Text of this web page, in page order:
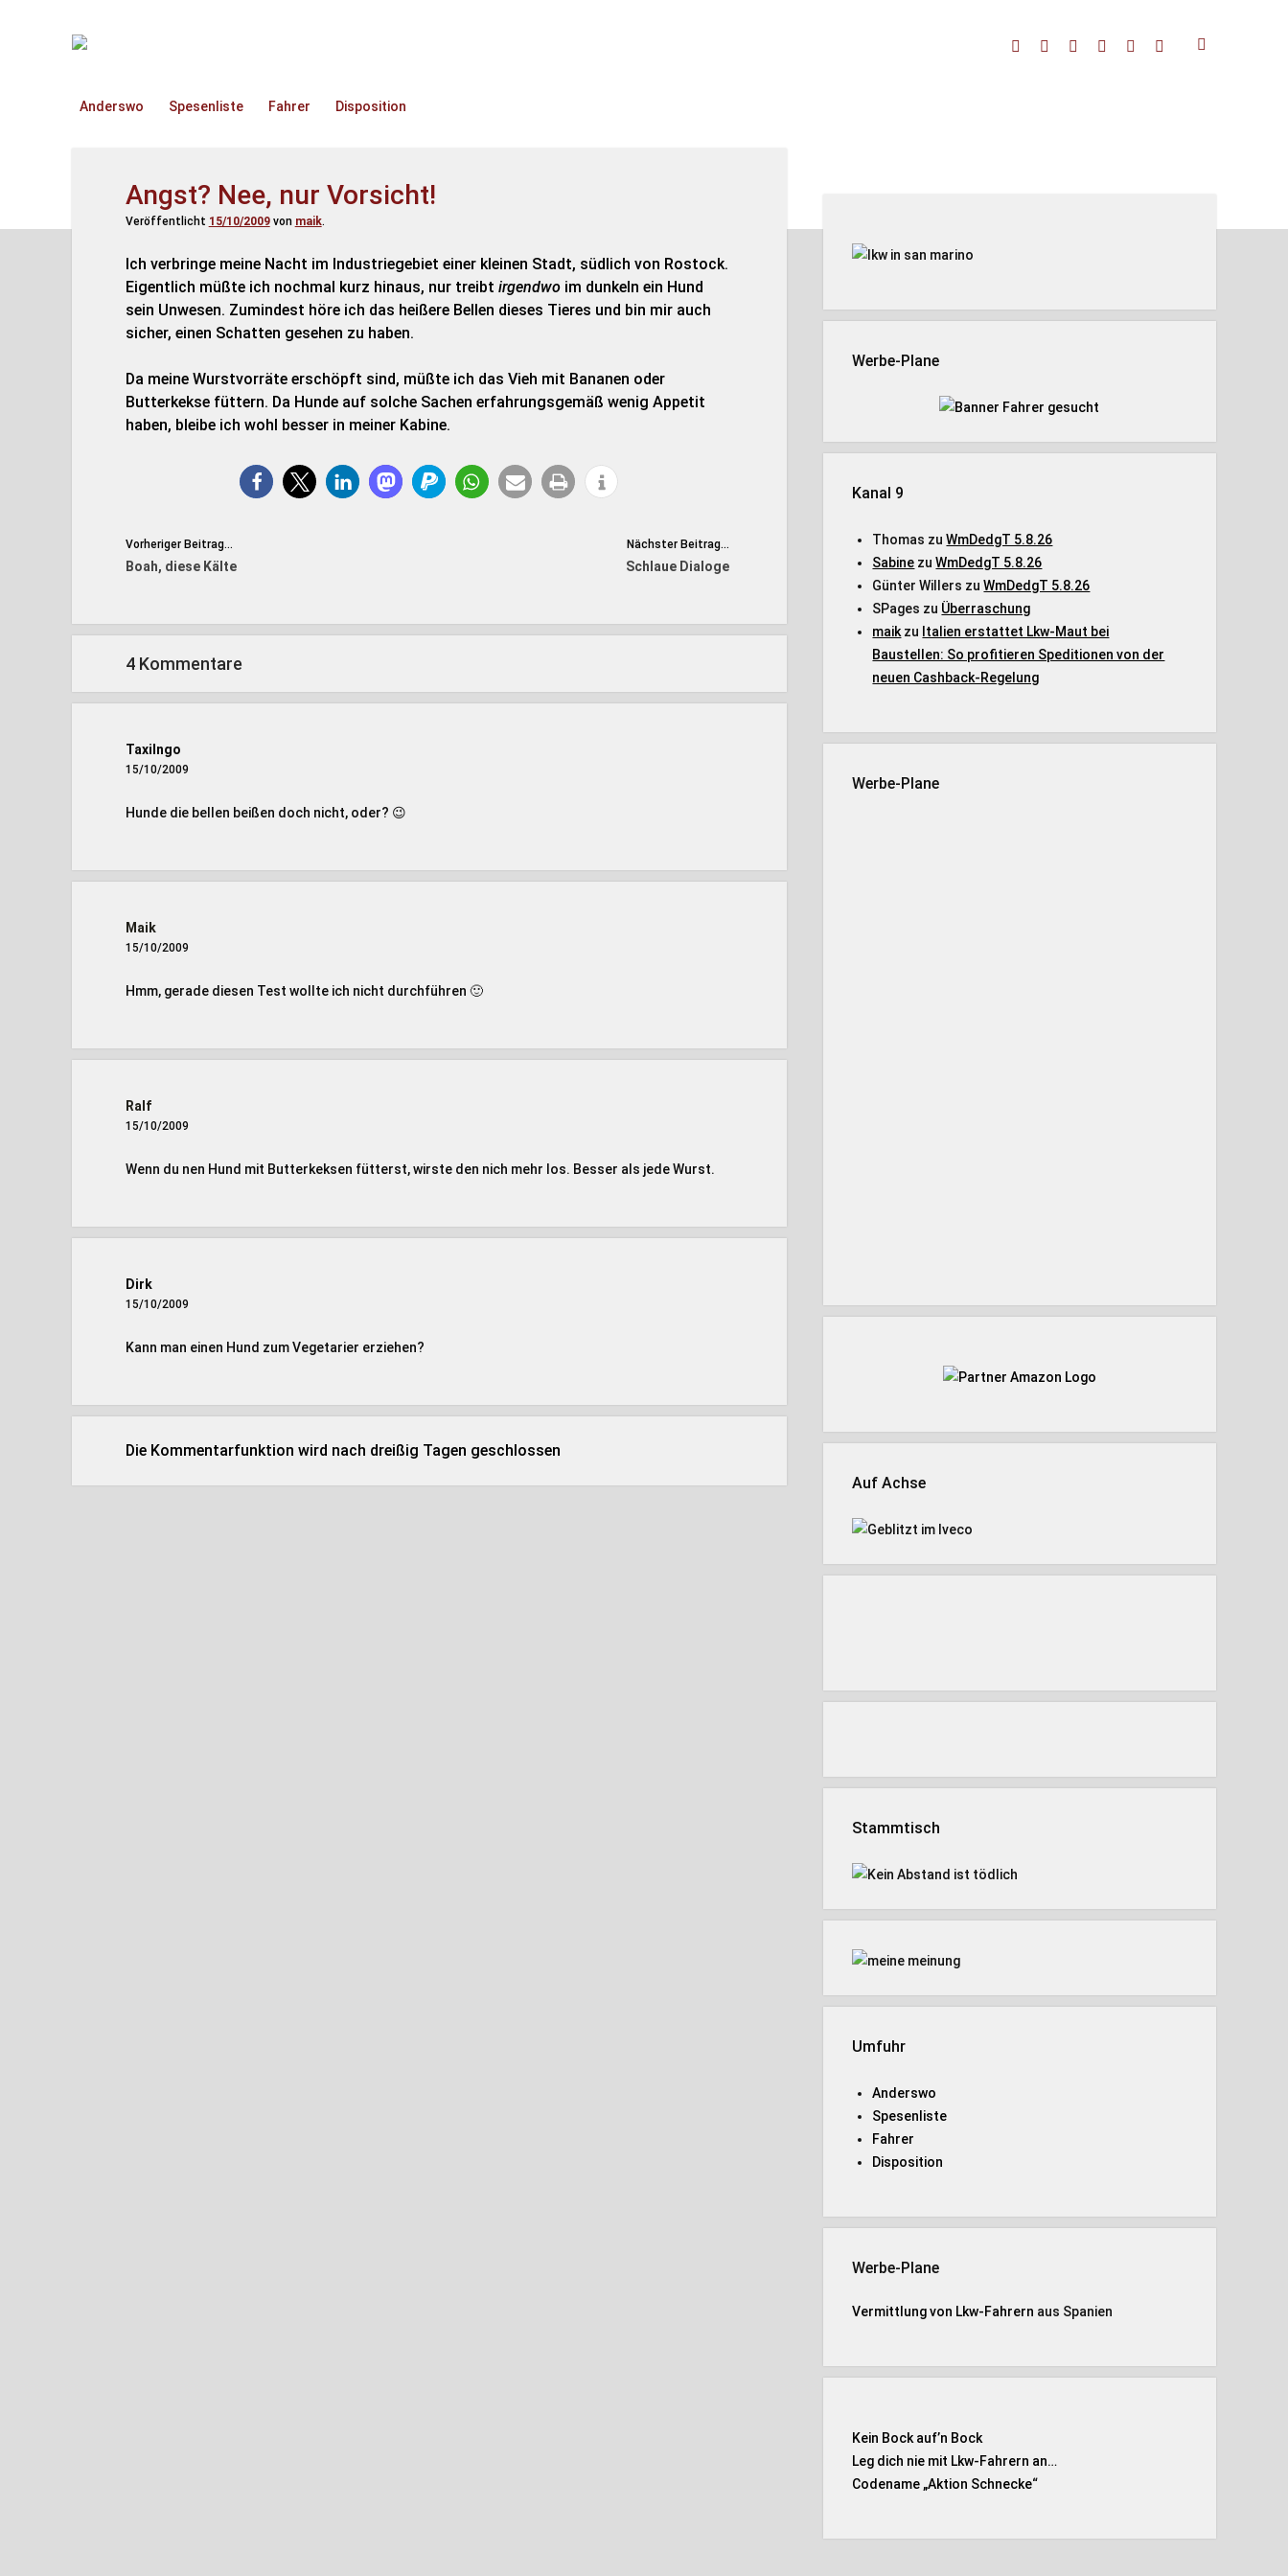
TruckOnline.de facebookthreadslinkedinyoutube
rss amazon
Anderswo Spesenliste Fahrer Disposition
Angst? Nee, nur Vorsicht!
Veröffentlicht 15/10/2009von maik.
Ich verbringe meine Nacht im Industriegebiet einer kleinen Stadt, südlich von Rostock.
Eigentlich müßte ich nochmal kurz hinaus, nur treibt irgendwoim dunkeln ein Hund
sein Unwesen. Zumindest höre ich das heißere Bellen dieses Tieres und bin mir auch
sicher, einen Schatten gesehen zu haben.
Da meine Wurstvorräte erschöpft sind, müßte ich das Vieh mit Bananen oder
Butterkekse füttern. Da Hunde auf solche Sachen erfahrungsgemäß wenig Appetit
haben, bleibe ich wohl besser in meiner Kabine.
Vorheriger Beitrag...
Boah, diese Kälte
Nächster Beitrag...
Schlaue Dialoge
4 Kommentare
TaxiIngo
15/10/2009
Hunde die bellen beißen doch nicht, oder? 😉
Maik
15/10/2009
Hmm, gerade diesen Test wollte ich nicht durchführen 🙂
Ralf
15/10/2009
Wenn du nen Hund mit Butterkeksen fütterst, wirste den nich mehr los. Besser als jede Wurst.
Dirk
15/10/2009
Kann man einen Hund zum Vegetarier erziehen?
Die Kommentarfunktion wird nach dreißig Tagen geschlossen
Werbe-Plane
Kanal 9
Thomas zuWmDedgT 5.8.26
Sabine zuWmDedgT 5.8.26
Günter Willers zuWmDedgT 5.8.26
SPages zu Überraschung
maik zu Italien erstattet Lkw-Maut bei
Baustellen: So profitieren Speditionen von der
neuen Cashback-Regelung
Werbe-Plane
Auf Achse
Stammtisch
Umfuhr
Anderswo
Spesenliste
Fahrer
Disposition
Werbe-Plane
Vermittlung von Lkw-Fahrern aus Spanien
Kein Bock auf’n Bock
Leg dich nie mit Lkw-Fahrern an…
Codename „Aktion Schnecke“